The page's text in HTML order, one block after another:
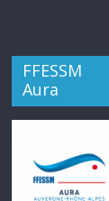
FFESSM
Aura